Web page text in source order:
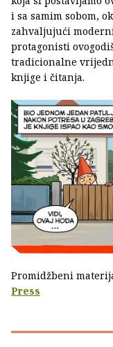
i sa samim sobom,
zahvaljujući
protagonisti
tradicionalne
knjige i čitanja.
Promidžbeni
Press